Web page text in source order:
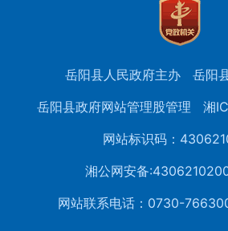
岳阳县人民政府主办
岳阳
岳阳县政府网站管理股管理
湘
网站标识码：
湘公网安备
网站联系电话：0730-